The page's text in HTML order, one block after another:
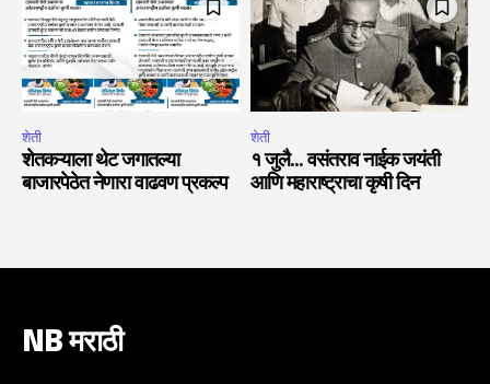
शेती
शेतकऱ्याला थेट जगातल्या
बाजारपेठेत नेणारा वाढवण प्रकल्प
शेती
१ जुलै… वसंतराव नाईक जयंती
आणि महाराष्ट्राचा कृषी दिन
NB मराठी